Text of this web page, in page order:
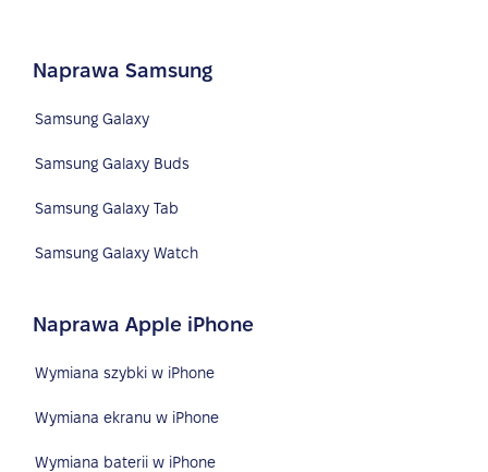
Naprawa Samsung
Samsung Galaxy
Samsung Galaxy Buds
Samsung Galaxy Tab
Samsung Galaxy Watch
Naprawa Apple iPhone
Wymiana szybki w iPhone
Wymiana ekranu w iPhone
Wymiana baterii w iPhone